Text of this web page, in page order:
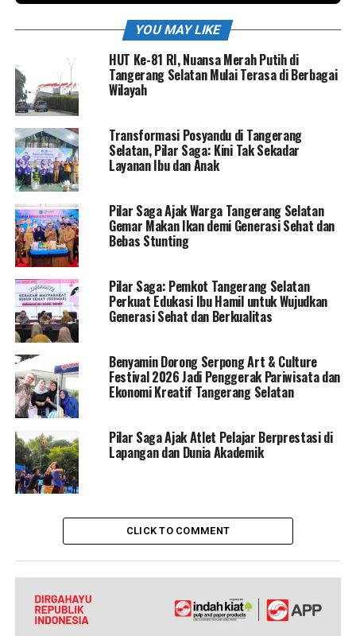
YOU MAY LIKE
HUT Ke-81 RI, Nuansa Merah Putih di
Tangerang Selatan Mulai Terasa di Berbagai
Wilayah
Transformasi Posyandu di Tangerang
Selatan, Pilar Saga: Kini Tak Sekadar
Layanan Ibu dan Anak
Pilar Saga Ajak Warga Tangerang Selatan
Gemar Makan Ikan demi Generasi Sehat dan
Bebas Stunting
Pilar Saga: Pemkot Tangerang Selatan
Perkuat Edukasi Ibu Hamil untuk Wujudkan
Generasi Sehat dan Berkualitas
Benyamin Dorong Serpong Art & Culture
Festival 2026 Jadi Penggerak Pariwisata dan
Ekonomi Kreatif Tangerang Selatan
Pilar Saga Ajak Atlet Pelajar Berprestasi di
Lapangan dan Dunia Akademik
CLICK TO COMMENT